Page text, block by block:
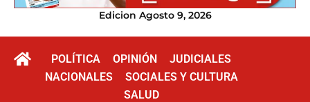
Edicion Agosto 9, 2026
POLÍTICA OPINIÓN
JUDICIALES
NACIONALES
SOCIALES Y CULTURA
SALUD